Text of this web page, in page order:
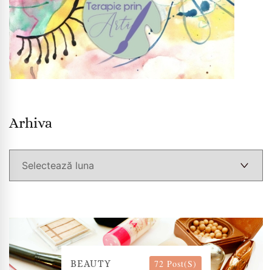
Arhiva
BEAUTY 72 Post(s)